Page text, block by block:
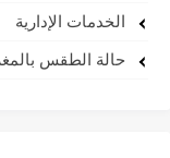
الخدمات الإدارية
حالة الطقس